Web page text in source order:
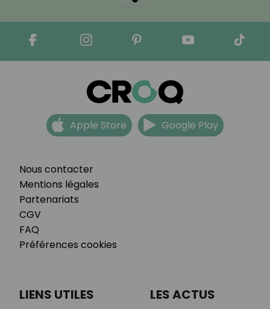
Nous contacter
Mentions légales
Partenariats
CGV
FAQ
Préférences cookies
Apple Store Google Play
LIENS UTILES LES ACTUS